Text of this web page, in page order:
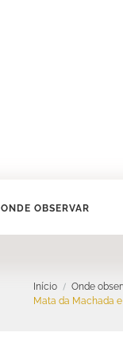
ONDE OBSERVAR
Início Onde
Mata da Machada